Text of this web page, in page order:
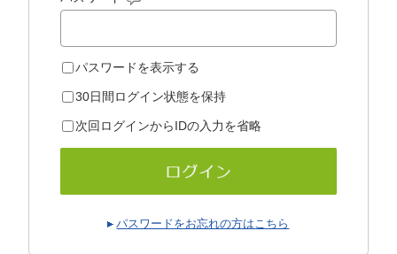
パスワードを表示する
30日間ログイン状態を保持
次回ログインからIDの入力を省略
パスワードをお忘れの方はこちら